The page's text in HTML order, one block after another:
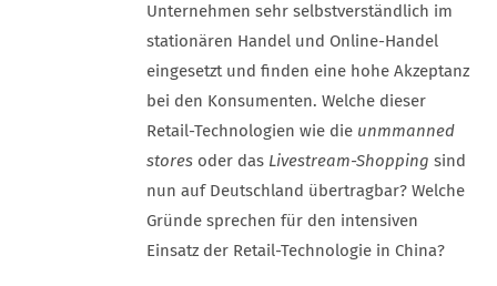
Unternehmen sehr selbstverständlich im
stationären Handel und Online-Handel
eingesetzt und finden eine hohe Akzeptanz
bei den Konsumenten. Welche dieser
Retail-Technologien wie die unmmanned
stores oder das Livestream-Shopping sind
nun auf Deutschland übertragbar? Welche
Gründe sprechen für den intensiven
Einsatz der Retail-Technologie in China?